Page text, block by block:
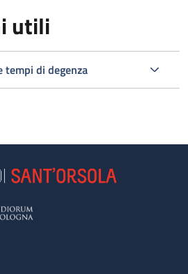
utili
tempi di degenza